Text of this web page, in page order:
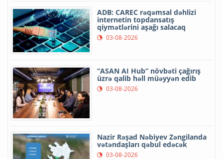
ADB: CAREC rəqəmsal dəhlizi
internetin topdansatış
qiymətlərini aşağı salacaq
03-08-2026
“ASAN AI Hub” növbəti çağırış
üzrə qalib həll müəyyən edib
03-08-2026
Nazir Rəşad Nəbiyev Zəngilanda
vətəndaşları qəbul edəcək
03-08-2026